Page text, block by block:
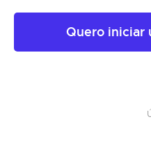
Quero iniciar